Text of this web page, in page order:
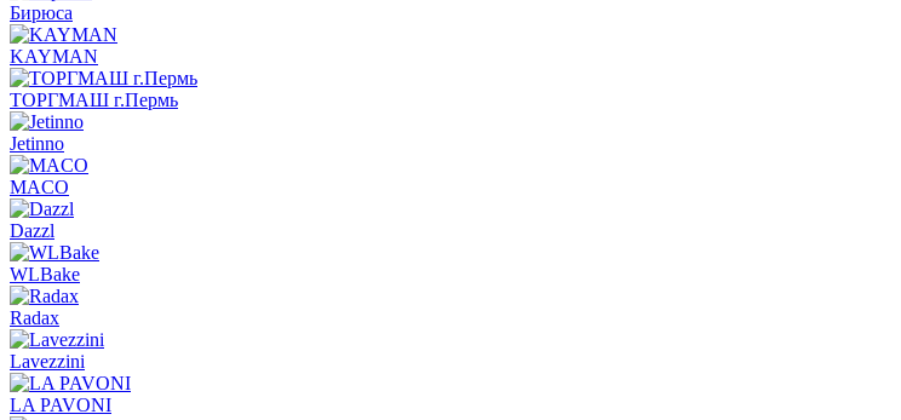
Бирюса
KAYMAN
ТОРГМАШ г.Пермь
Jetinno
MACO
Dazzl
WLBake
Radax
Lavezzini
LA PAVONI